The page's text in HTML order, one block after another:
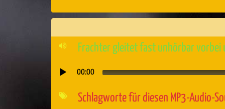
Frachter gleitet fast unhörbar
Audio-
Player
00:00
Schlagworte für diesen MP3-Audio-